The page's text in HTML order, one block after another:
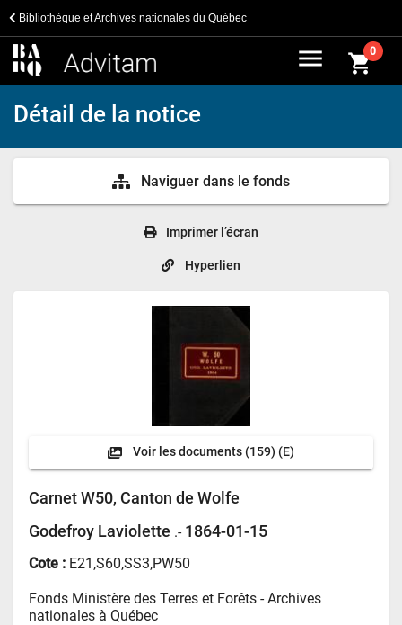
Bibliothèque et Archives nationales du Québec
menu shopping_cart0
Détail de la notice
Naviguer dans le fonds
Imprimer l’écran
Hyperlien
Voir les documents(159) (E)
Carnet W50, Canton de Wolfe
Godefroy Laviolette .- 1864-01-15
Cote : E21,S60,SS3,PW50
Fonds Ministère des Terres et Forêts - Archives
nationales à Québec